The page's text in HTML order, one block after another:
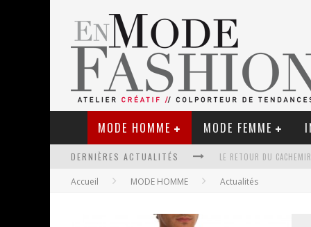
MODE HOMME MODE FEMME
DERNIÈRES ACTUALITÉS LE RETOUR DU
Accueil MODE HOMME Actualités